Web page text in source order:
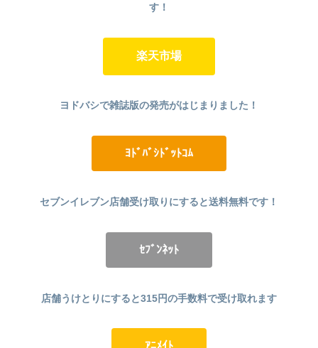
す！
楽天市場
ヨドバシで雑誌版の発売がはじまりました！
ﾖﾄﾞﾊﾞｼﾄﾞｯﾄｺﾑ
セブンイレブン店舗受け取りにすると送料無料です！
ｾﾌﾞﾝﾈｯﾄ
店舗うけとりにすると315円の手数料で受け取れます